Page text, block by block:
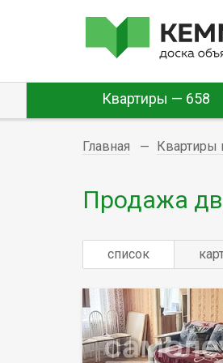
Квартиры — 658
Главная Квартиры
Продажа
список